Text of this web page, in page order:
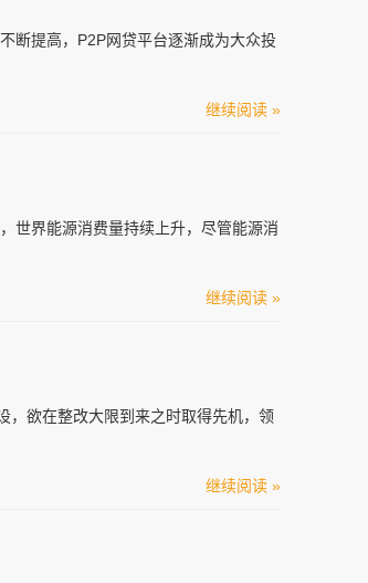
提高，P2P网贷平台逐渐成为大众投
继续阅读 »
世界能源消费量持续上升，尽管能源消
继续阅读 »
，欲在整改大限到来之时取得先机，领
继续阅读 »